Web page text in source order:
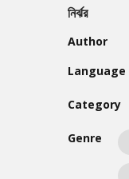
নির্ঝর
Author
Language
Category
Genre